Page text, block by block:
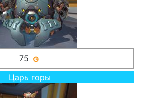
75
Царь горы